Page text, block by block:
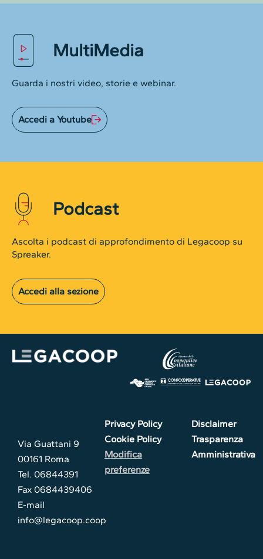
MultiMedia
Guarda i nostri video, storie e webinar.
Accedi a Youtube
Podcast
Ascolta i podcast di approfondimento di Legacoop su
Spreaker.
Accedi alla sezione
Via Guattani 9
00161 Roma
Tel. 06844391
Fax 0684439406
E-mail
info@legacoop.coop
Privacy Policy
Cookie Policy
Modifica
preferenze
Disclaimer
Trasparenza
Amministrativa